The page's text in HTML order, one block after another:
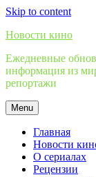
Skip to content
Новости кино
Ежедневные
информация из
репортажи
Menu
Главная
Новости
О сериалах
Рецензии